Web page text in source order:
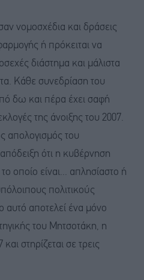
νομοσχέδια και δράσεις
ή πρόκειται να
διάστημα και μάλιστα
Κάθε συνεδρίαση του
δω και πέρα έχει σαφή
της άνοιξης του 2007.
απολογισμός του
ότι η κυβέρνηση
οποίο είναι... απλησίαστο ή
πολιτικούς
αυτό αποτελεί ένα μόνο
του Μητσοτάκη, η
στηρίζεται σε τρεις